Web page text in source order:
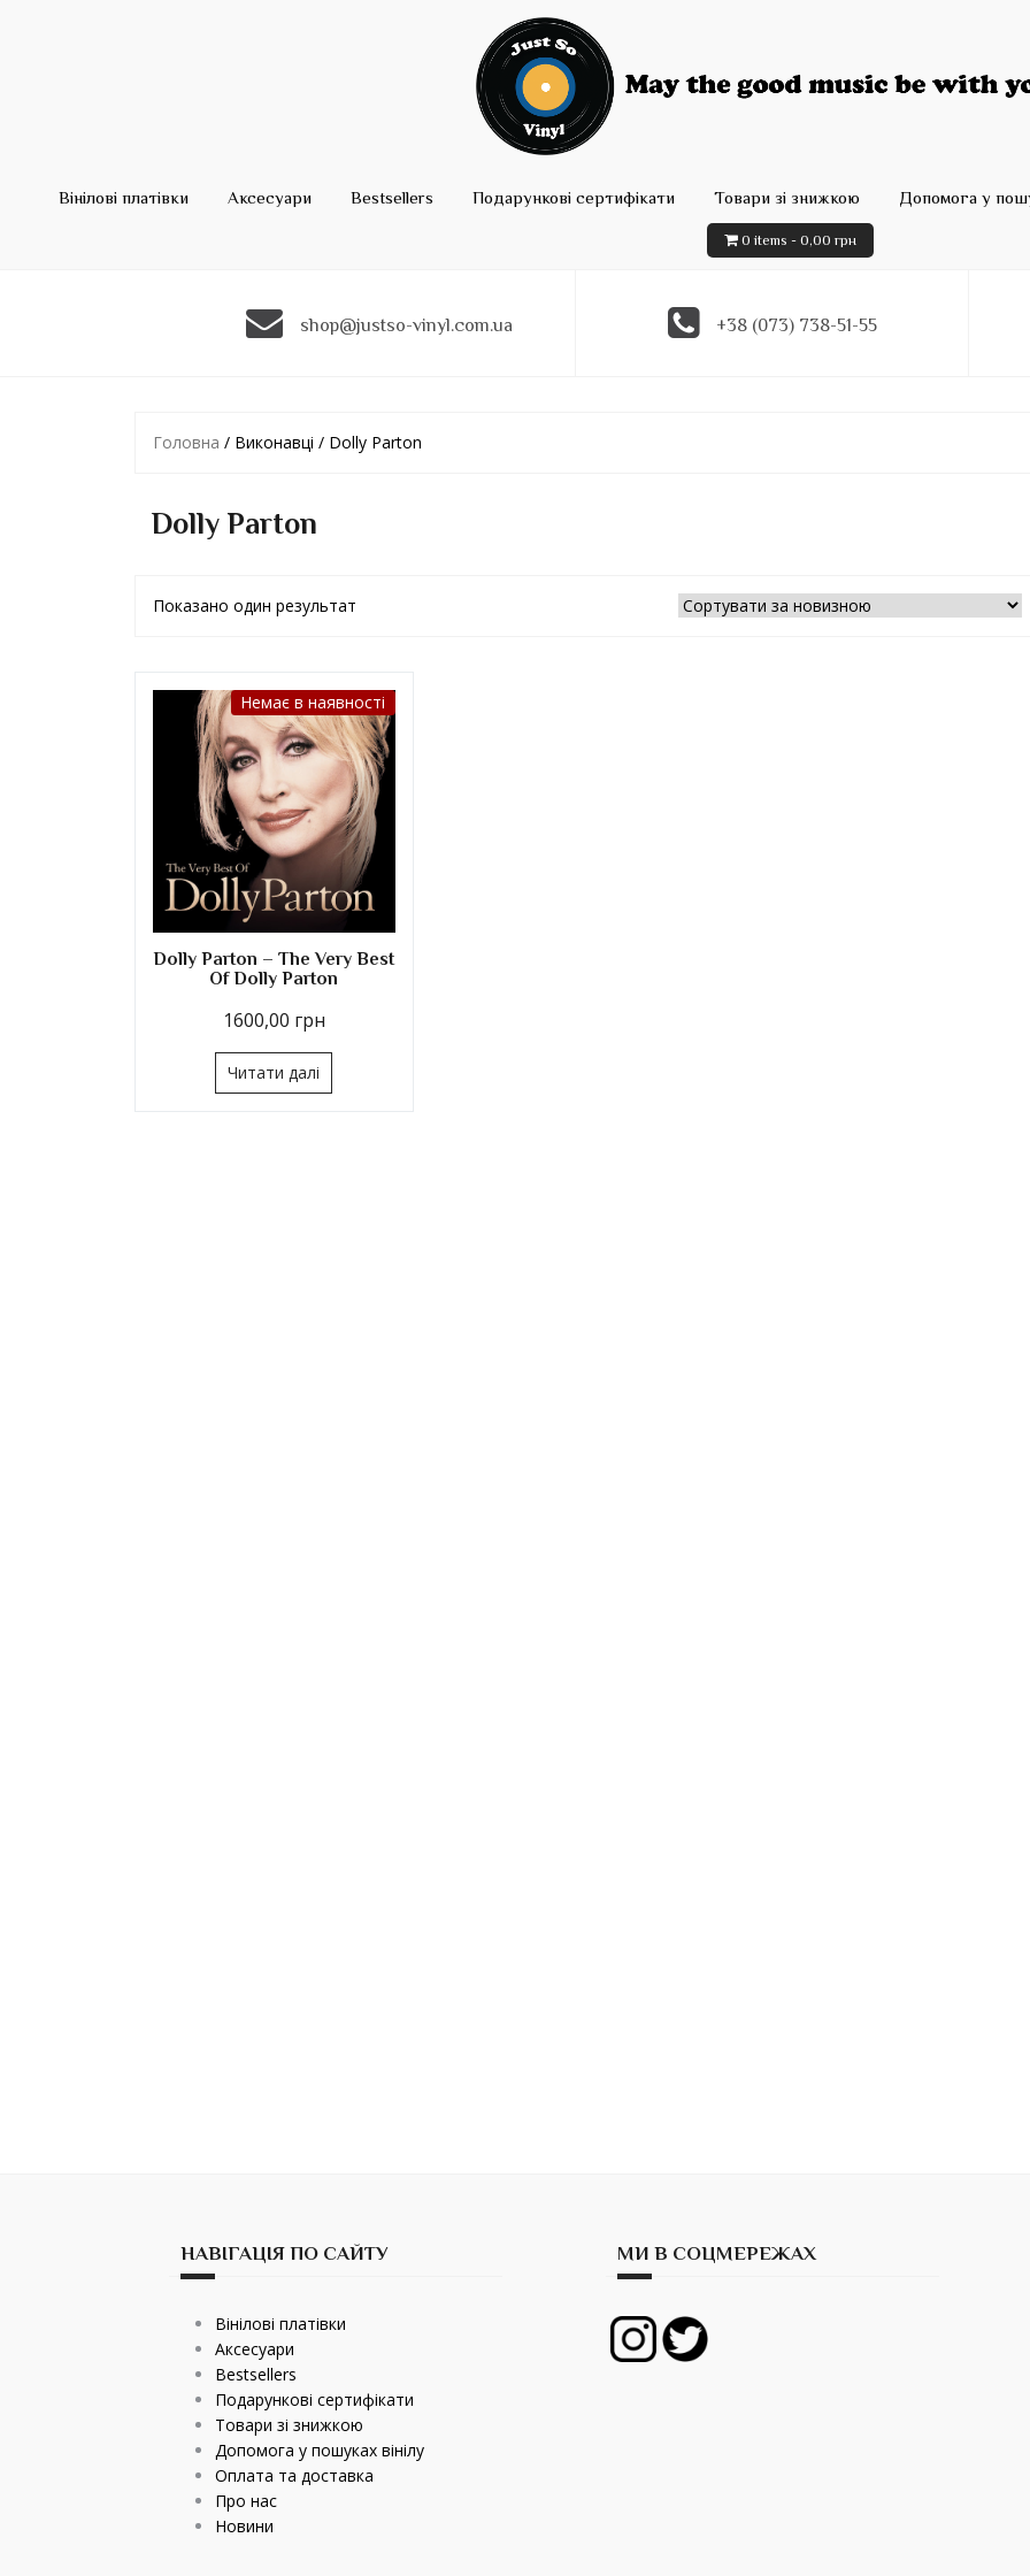
Вінілові платівки Аксесуари Bestsellers Подарункові сертифікати Товари зі знижкою Допомога у
0 items - 0,00 грн
shop@justso-vinyl.com.ua +38 (073) 738-51-55
Головна / Виконавці / Dolly Parton
Dolly Parton
Показано один результат
Немає в наявності
Dolly Parton – The Very Best
Of Dolly Parton
1600,00 грн
Читати далі
НАВІГАЦІЯ ПО САЙТУ
Вінілові платівки
Аксесуари
Bestsellers
Подарункові сертифікати
Товари зі знижкою
Допомога у пошуках вінілу
Оплата та доставка
Про нас
Новини
МИ В СОЦМЕРЕЖАХ